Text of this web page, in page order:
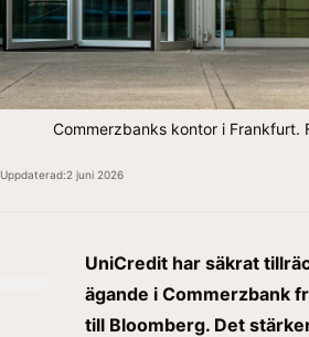
Commerzbanks kontor i Frankfurt.
Uppdaterad:2 juni 2026
UniCredit har säkrat
ägande i Commerzbank
till Bloomberg. Det